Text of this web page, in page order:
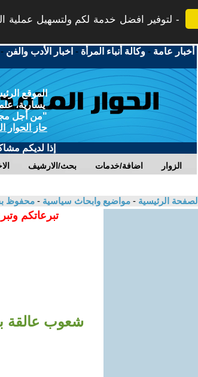
لتوفير افضل خدمة لكم ولتسهيل عملية
أخبار عامة -وكالة أنباء المرأة - اخبار الأدب والفن
الموقع
يسارية،
"من أجل
حاز الحوار
إذا لديكم
بحث/الارشيف اضافة/خدمات الزوار
الصفحة الرئيسية - مواضيع وابحاث سياسية - محفوظ
تبرعاتكم
شعوب عالقة